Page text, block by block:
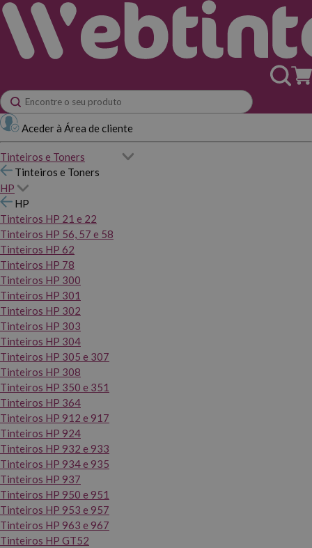
Aceder à Área de cliente
Tinteiros e Toners
Tinteiros e Toners
HP
HP
Tinteiros HP 21 e 22
Tinteiros HP 56, 57 e 58
Tinteiros HP 62
Tinteiros HP 78
Tinteiros HP 300
Tinteiros HP 301
Tinteiros HP 302
Tinteiros HP 303
Tinteiros HP 304
Tinteiros HP 305 e 307
Tinteiros HP 308
Tinteiros HP 350 e 351
Tinteiros HP 364
Tinteiros HP 912 e 917
Tinteiros HP 924
Tinteiros HP 932 e 933
Tinteiros HP 934 e 935
Tinteiros HP 937
Tinteiros HP 950 e 951
Tinteiros HP 953 e 957
Tinteiros HP 963 e 967
Tinteiros HP GT52